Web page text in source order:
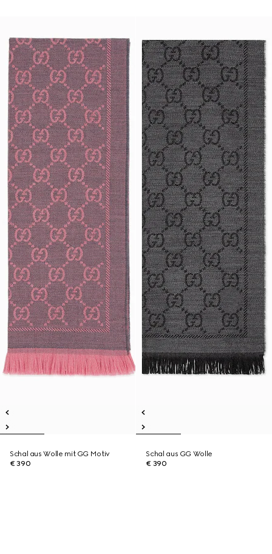
Schal aus Wolle mit GG Motiv
€ 390
Schal aus GG Wolle
€ 390